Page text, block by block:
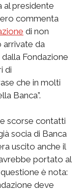
al presidente
commenta
di non
arrivate da
dalla Fondazione
di
che in molti
Banca”.
scorse contatti
socia di Banca
uscito anche il
portato al
è nota:
deve